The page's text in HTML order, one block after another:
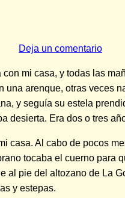
Deja un comentario
mi casa, y todas las
una arenque, otras veces
y seguía su estela
desierta. Era dos o tres
casa. Al cabo de pocos
tocaba el cuerno
al pie del altozano de La
y estepas.